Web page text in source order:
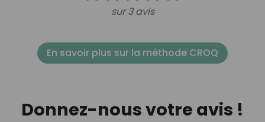
sur 3 avis
En savoir plus sur la méthode CROQ
Donnez-nous votre avis !